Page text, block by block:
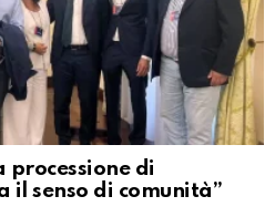
processione di
il senso di comunità”